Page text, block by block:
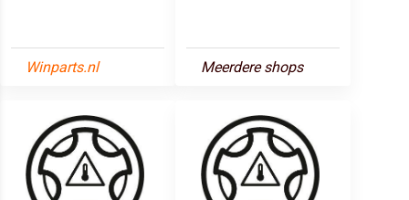
Winparts.nl Meerdere shops